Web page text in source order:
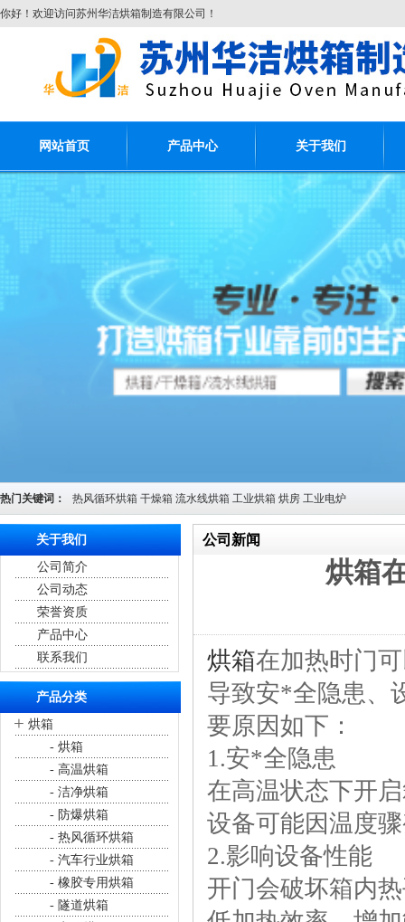
你好！欢迎访问苏州华洁烘箱制造有限公司！
网站首页 产品中心 关于我们
热门关键词： 热风循环烘箱 干燥箱 流水线烘箱 工业烘箱 烘房 工业电炉
关于我们
公司简介
公司动态
荣誉资质
产品中心
联系我们
产品分类
+ 烘箱
- 烘箱
- 高温烘箱
- 洁净烘箱
- 防爆烘箱
- 热风循环烘箱
- 汽车行业烘箱
- 橡胶专用烘箱
- 隧道烘箱
公司新闻
首页>公司新闻
烘箱
烘箱在加热时门
导致安*全隐患、
要原因如下：
1.安*全隐患
在高温状态下开
设备可能因温度
2.影响设备性能
开门会破坏箱内